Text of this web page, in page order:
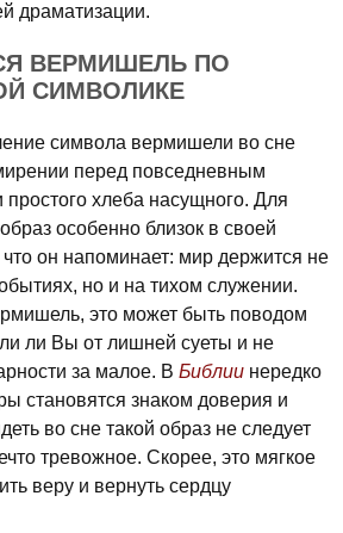
драматизации.
ВЕРМИШЕЛЬ ПО
СИМВОЛИКЕ
символа вермишели во сне
перед повседневным
простого хлеба насущного. Для
особенно близок в своей
он напоминает: мир держится не
но и на тихом служении.
это может быть поводом
ли Вы от лишней суеты и не
за малое. В Библии нередко
становятся знаком доверия и
во сне такой образ не следует
тревожное. Скорее, это мягкое
веру и вернуть сердцу